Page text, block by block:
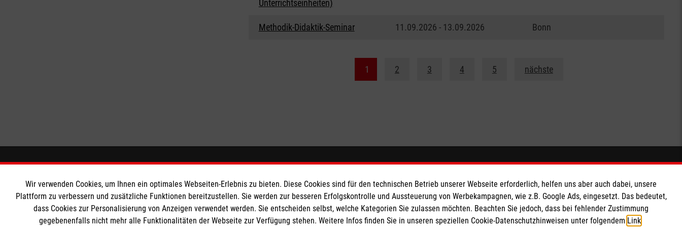
Unterrichtseinheiten)
Methodik-Didaktik-Seminar 11.09.2026 - 13.09.2026 Bonn
1 2 3 4 5 nächste
Spenden und Helfen
Angebote und Leistungen
Downloads
Impressum
Malteserorden
Malteser Jugend
Wir verwenden Cookies, um Ihnen ein optimales Webseiten-Erlebnis zu bieten. Diese Cookies sind für den technischen Betrieb unserer Webseite erforderlich, helfen uns aber auch dabei, unsere
Plattform zu verbessern und zusätzliche Funktionen bereitzustellen. Sie werden zur besseren Erfolgskontrolle und Aussteuerung von Werbekampagnen, wie z.B. Google Ads, eingesetzt. Das bedeutet,
dass Cookies zur Personalisierung von Anzeigen verwendet werden. Sie entscheiden selbst, welche Kategorien Sie zulassen möchten. Beachten Sie jedoch, dass bei fehlender Zustimmung
gegebenenfalls nicht mehr alle Funktionalitäten der Webseite zur Verfügung stehen. Weitere Infos finden Sie in unseren speziellen Cookie-Datenschutzhinweisen unter folgendem Link